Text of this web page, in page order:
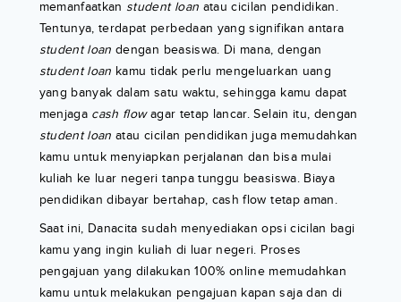
memanfaatkan student loan atau cicilan pendidikan.
Tentunya, terdapat perbedaan yang signifikan antara
student loan dengan beasiswa. Di mana, dengan
student loan kamu tidak perlu mengeluarkan uang
yang banyak dalam satu waktu, sehingga kamu dapat
menjaga cash flowagar tetap lancar. Selain itu, dengan
student loan atau cicilan pendidikan juga memudahkan
kamu untuk menyiapkan perjalanan dan bisa mulai
kuliah ke luar negeri tanpa tunggu beasiswa. Biaya
pendidikan dibayar bertahap, cash flow tetap aman.
Saat ini, Danacita sudah menyediakan opsi cicilan bagi
kamu yang ingin kuliah di luar negeri. Proses
pengajuan yang dilakukan 100% online memudahkan
kamu untuk melakukan pengajuan kapan saja dan di